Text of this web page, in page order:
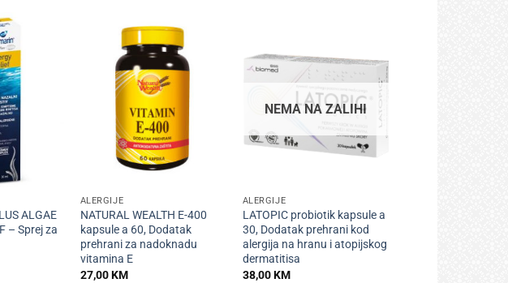
ALGAE
– Sprej za
ALERGIJE
NATURAL WEALTH E-400
kapsule a 60, Dodatak
prehrani za nadoknadu
vitamina E
27,00KM
NEMA NA ZALIHI
ALERGIJE
LATOPIC probiotik kapsule a
30, Dodatak prehrani kod
alergija na hranu i atopijskog
dermatitisa
38,00KM